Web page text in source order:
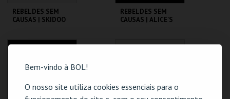
Bem-vindo à BOL!
O nosso site utiliza cookies essenciais para o
REBELDES SEM
CAUSAS | SKIDOO
CINEMATECA
REBELDES SEM
CAUSAS | ALICE'S
CINEMATECA